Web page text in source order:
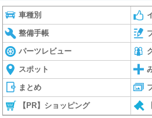
車種別
整備手帳
パーツレビュー
スポット
まとめ
【PR】ショッピング